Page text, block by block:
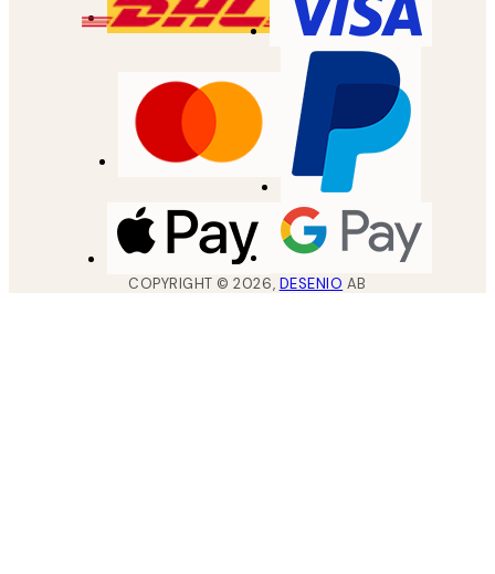
COPYRIGHT ©2026, DESENIO AB